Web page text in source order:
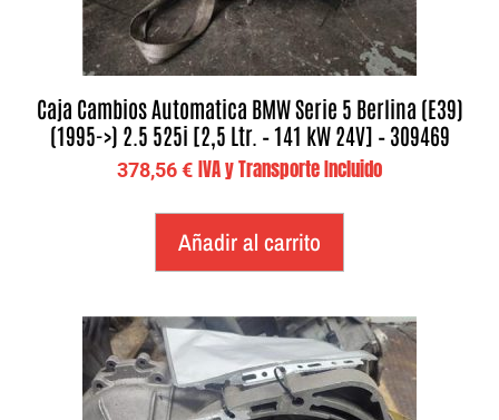
Caja Cambios Automatica BMW Serie 5 Berlina (E39)
(1995->) 2.5 525i [2,5 Ltr. – 141 kW 24V] – 309469
378,56€ IVA y Transporte Incluido
Añadir al carrito